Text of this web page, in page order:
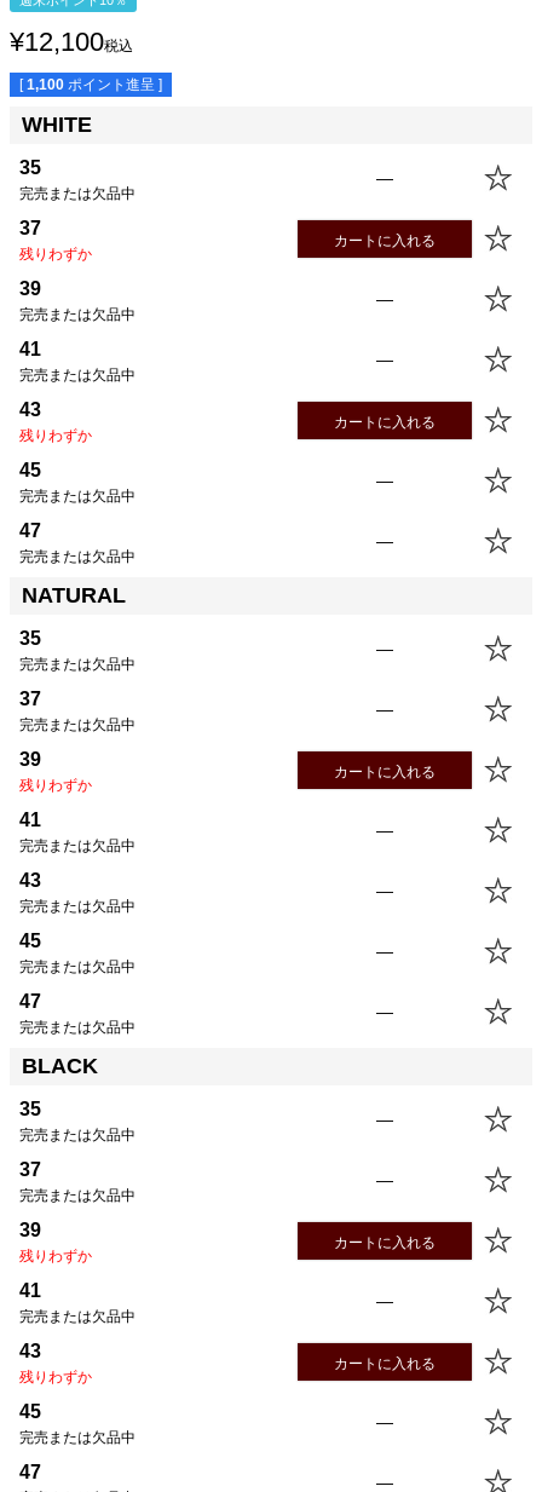
サイズ
37(S)
39(M)
65.0cm
41(L)
43(XL)
70.0cm
45(USM)
47(USL) 72.5cm
¥12,100税込
[ 1,100 ポイント進呈 ]
WHITE
35
完売または欠品中
—
37
残りわずか
カートに入れる
39
完売または欠品中
—
41
完売または欠品中
—
43
残りわずか
カートに入れる
45
完売または欠品中
—
47
完売または欠品中
—
NATURAL
35
完売または欠品中
—
37
完売または欠品中
—
39
残りわずか
カートに入れる
41
完売または欠品中
—
43
完売または欠品中
—
45
完売または欠品中
—
47
完売または欠品中
—
BLACK
35
完売または欠品中
—
37
完売または欠品中
—
39
残りわずか
カートに入れる
41
完売または欠品中
—
43
残りわずか
カートに入れる
45
完売または欠品中
—
47
—